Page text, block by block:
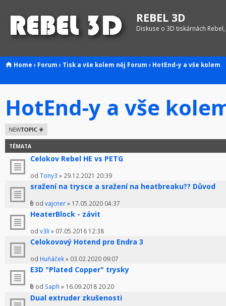
REBEL 3D
Diskuse o 3D tiskárnách
Home ‹ Forum ‹ Tisk a vše kolem něj Forum ‹ HotEnd-y a vše kolem
HotEnd-y a vše
Odeslat nové
téma
TÉMATA
Celokov Rebel HE vs PETG
od Tony3 » 29.12.2021 20:39
sražení na trysce a sražení na heatbreaku?? Důvod
od vajcner» 17.05.2020 04:37
HeaterBlock - závit
od v3li » 07.05.2016 12:38
Celokovový Hotend pro Endra 3
od Huňáček» 03.02.2020 09:07
E3D "Plated Copper" trysky
od Saph » 16.09.2018 20:20
Dual extruder zkušenosti